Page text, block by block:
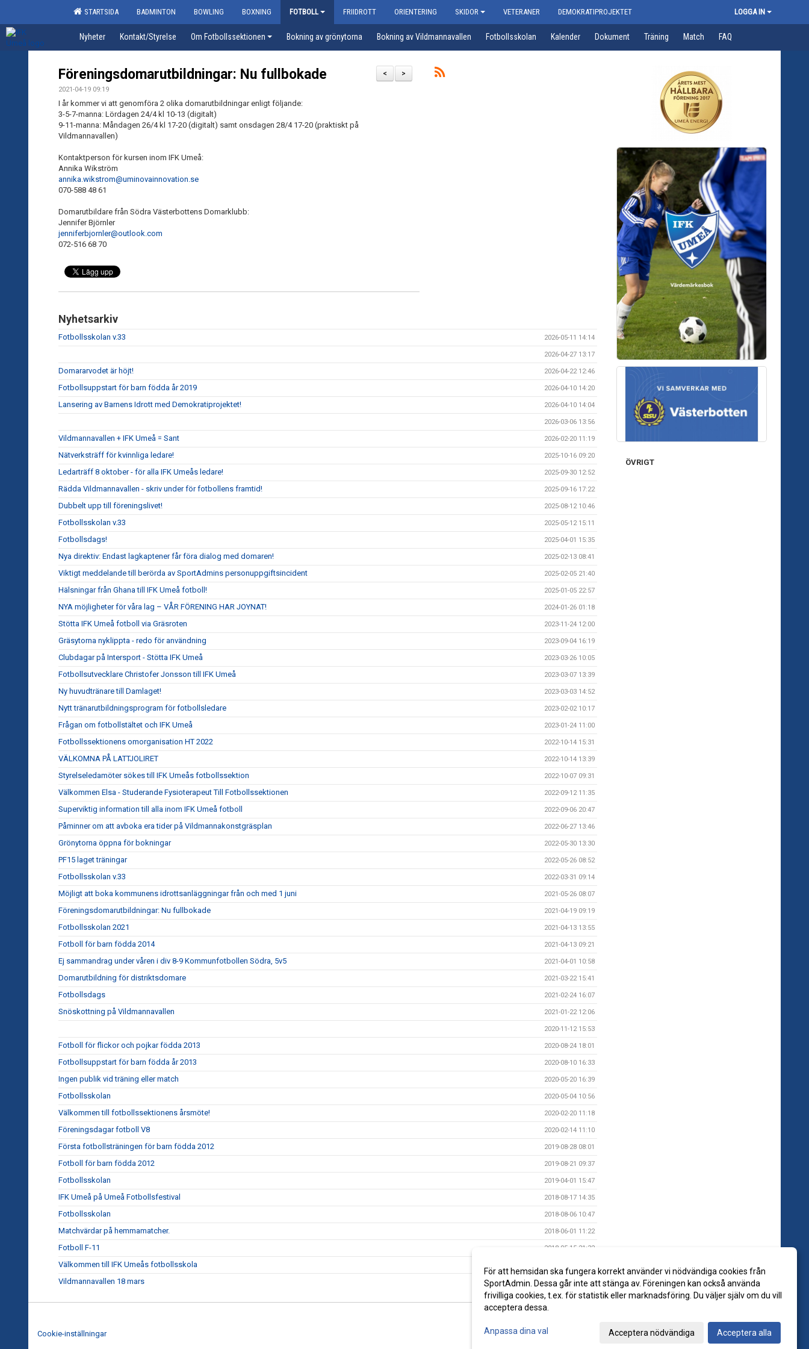
STARTSIDA BADMINTON BOWLING BOXNING FOTBOLL FRIIDROTT ORIENTERING SKIDOR VETERANER DEMOKRATIPROJEKTET LOGGA IN
Nyheter Kontakt/Styrelse Om Fotbollssektionen Bokning av grönytorna Bokning av Vildmannavallen Fotbollsskolan Kalender Dokument Träning Match FAQ
>
<
Föreningsdomarutbildningar: Nu fullbokade
2021-04-19 09:19
I år kommer vi att genomföra 2 olika domarutbildningar enligt följande:
3-5-7-manna: Lördagen 24/4 kl 10-13 (digitalt)
9-11-manna: Måndagen 26/4 kl 17-20 (digitalt) samt onsdagen 28/4 17-20 (praktiskt på
Vildmannavallen)
Kontaktperson för kursen inom IFK Umeå:
Annika Wikström
annika.wikstrom@uminovainnovation.se
070-588 48 61
Domarutbildare från Södra Västerbottens Domarklubb:
Jennifer Björnler
jenniferbjornler@outlook.com
072-516 68 70
Nyhetsarkiv
Fotbollsskolan v.33 2026-05-11 14:14
2026-04-27 13:17
Domararvodet är höjt! 2026-04-22 12:46
Fotbollsuppstart för barn födda år 2019 2026-04-10 14:20
Lansering av Barnens Idrott med Demokratiprojektet! 2026-04-10 14:04
2026-03-06 13:56
Vildmannavallen + IFK Umeå = Sant 2026-02-20 11:19
Nätverksträff för kvinnliga ledare! 2025-10-16 09:20
Ledarträff 8 oktober - för alla IFK Umeås ledare! 2025-09-30 12:52
Rädda Vildmannavallen - skriv under för fotbollens framtid! 2025-09-16 17:22
Dubbelt upp till föreningslivet! 2025-08-12 10:46
Fotbollsskolan v.33 2025-05-12 15:11
Fotbollsdags! 2025-04-01 15:35
Nya direktiv: Endast lagkaptener får föra dialog med domaren! 2025-02-13 08:41
Viktigt meddelande till berörda av SportAdmins personuppgiftsincident 2025-02-05 21:40
Hälsningar från Ghana till IFK Umeå fotboll! 2025-01-05 22:57
NYA möjligheter för våra lag – VÅR FÖRENING HAR JOYNAT! 2024-01-26 01:18
Stötta IFK Umeå fotboll via Gräsroten 2023-11-24 12:00
Gräsytorna nyklippta - redo för användning 2023-09-04 16:19
Clubdagar på Intersport - Stötta IFK Umeå 2023-03-26 10:05
Fotbollsutvecklare Christofer Jonsson till IFK Umeå 2023-03-07 13:39
Ny huvudtränare till Damlaget! 2023-03-03 14:52
Nytt tränarutbildningsprogram för fotbollsledare 2023-02-02 10:17
Frågan om fotbollstältet och IFK Umeå 2023-01-24 11:00
Fotbollssektionens omorganisation HT 2022 2022-10-14 15:31
VÄLKOMNA PÅ LATTJOLIRET 2022-10-14 13:39
Styrelseledamöter sökes till IFK Umeås fotbollssektion 2022-10-07 09:31
Välkommen Elsa - Studerande Fysioterapeut Till Fotbollssektionen 2022-09-12 11:35
Superviktig information till alla inom IFK Umeå fotboll 2022-09-06 20:47
Påminner om att avboka era tider på Vildmannakonstgräsplan 2022-06-27 13:46
Grönytorna öppna för bokningar 2022-05-30 13:30
PF15 laget träningar 2022-05-26 08:52
Fotbollsskolan v.33 2022-03-31 09:14
Möjligt att boka kommunens idrottsanläggningar från och med 1 juni 2021-05-26 08:07
Föreningsdomarutbildningar: Nu fullbokade 2021-04-19 09:19
Fotbollsskolan 2021 2021-04-13 13:55
Fotboll för barn födda 2014 2021-04-13 09:21
Ej sammandrag under våren i div 8-9 Kommunfotbollen Södra, 5v5 2021-04-01 10:58
Domarutbildning för distriktsdomare 2021-03-22 15:41
Fotbollsdags 2021-02-24 16:07
Snöskottning på Vildmannavallen 2021-01-22 12:06
2020-11-12 15:53
Fotboll för flickor och pojkar födda 2013 2020-08-24 18:01
Fotbollsuppstart för barn födda år 2013 2020-08-10 16:33
Ingen publik vid träning eller match 2020-05-20 16:39
Fotbollsskolan 2020-05-04 10:56
Välkommen till fotbollssektionens årsmöte! 2020-02-20 11:18
Föreningsdagar fotboll V8 2020-02-14 11:10
Första fotbollsträningen för barn födda 2012 2019-08-28 08:01
Fotboll för barn födda 2012 2019-08-21 09:37
Fotbollsskolan 2019-04-01 15:47
IFK Umeå på Umeå Fotbollsfestival 2018-08-17 14:35
Fotbollsskolan 2018-08-06 10:47
Matchvärdar på hemmamatcher. 2018-06-01 11:22
Fotboll F-11 2018-05-15 21:32
Välkommen till IFK Umeås fotbollsskola
Vildmannavallen 18 mars 2018-03-18 16:56
ÖVRIGT
Cookie-inställningar
För att hemsidan ska fungera korrekt använder vi nödvändiga cookies från
SportAdmin. Dessa går inte att stänga av. Föreningen kan också använda
frivilliga cookies, t.ex. för statistik eller marknadsföring. Du väljer själv om du vill
acceptera dessa.
Anpassa dina val Acceptera nödvändiga Acceptera alla